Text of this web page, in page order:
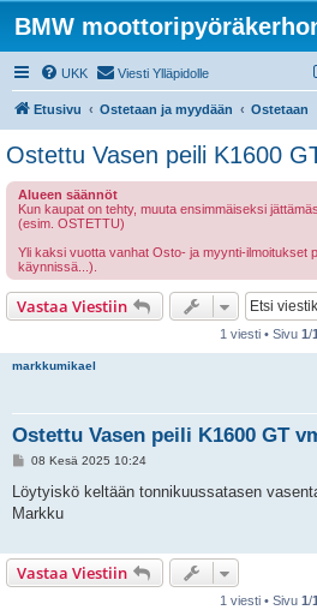
BMW
UKK Viesti Ylläpidolle
Etusivu Ostetaan ja myydään Ostetaan
Ostettu Vasen peili K1600
Alueen säännöt
Kun kaupat on tehty, muuta ensimmäiseksi
(esim. OSTETTU)
Yli kaksi vuotta vanhat Osto- ja myynti-ilmoitukset
käynnissä...).
Vastaa Viestiin
1 viesti • Sivu 1/1
markkumikael
Ostettu Vasen peili K1600 GT
V
e
s
t
08 Kesä 2025 10:24
Löytyiskö keltään tonnikuussatasen
Markku
Vastaa Viestiin
1 viesti • Sivu 1/1